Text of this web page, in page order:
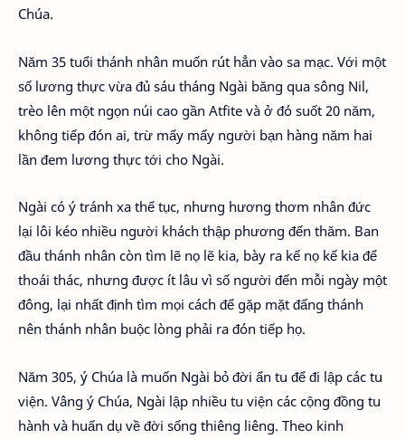
Chúa.
Năm 35 tuổi thánh nhân muốn rút hẳn vào sa mạc. Với một
số lương thực vừa đủ sáu tháng Ngài băng qua sông Nil,
trèo lên một ngọn núi cao gần Atfite và ở đó suốt 20 năm,
không tiếp đón ai, trừ mấy mấy người bạn hàng năm hai
lần đem lương thực tới cho Ngài.
Ngài có ý tránh xa thế tục, nhưng hương thơm nhân đức
lại lôi kéo nhiều người khách thập phương đến thăm. Ban
đầu thánh nhân còn tìm lẽ nọ lẽ kia, bày ra kế nọ kế kia để
thoái thác, nhưng được ít lâu vì số người đến mỗi ngày một
đông, lại nhất định tìm mọi cách để gặp mặt đấng thánh
nên thánh nhân buộc lòng phải ra đón tiếp họ.
Năm 305, ý Chúa là muốn Ngài bỏ đời ẩn tu để đi lập các tu
viện. Vâng ý Chúa, Ngài lập nhiều tu viện các cộng đồng tu
hành và huấn dụ về đời sống thiêng liêng. Theo kinh